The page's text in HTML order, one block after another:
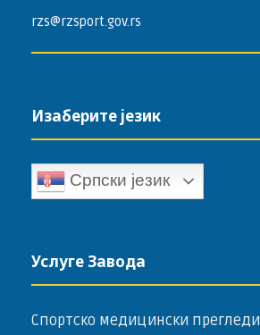
rzs@rzsport.gov.rs
Изаберите језик
Српски језик
Услуге Завода
Спортско медицински прегледи